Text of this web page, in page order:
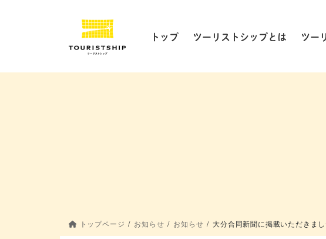
に
ョ
トップ ツーリストシップとは ツー
トップページ お知らせ お知らせ 大分合同新聞に掲載いただきまし